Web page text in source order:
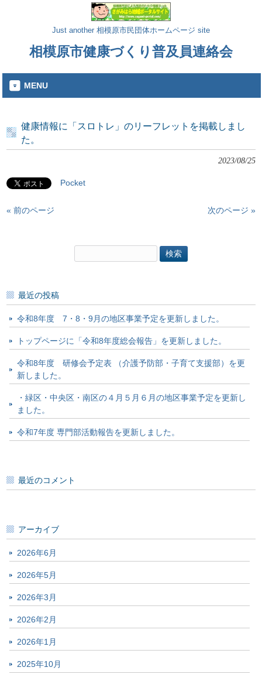
Just another 相模原市民団体ホームページ site
相模原市健康づくり普及員連絡会
MENU
健康情報に「スロトレ」のリーフレットを掲載しまし
た。
2023/08/25
Pocket
« 前のページ 次のページ »
索:
最近の投稿
令和8年度 7・8・9月の地区事業予定を更新しました。
トップページに「令和8年度総会報告」を更新しました。
令和8年度 研修会予定表 （介護予防部・子育て支援部）を更
新しました。
・緑区・中央区・南区の４月５月６月の地区事業予定を更新し
ました。
令和7年度 専門部活動報告を更新しました。
最近のコメント
アーカイブ
2026年6月
2026年5月
2026年3月
2026年2月
2026年1月
2025年10月